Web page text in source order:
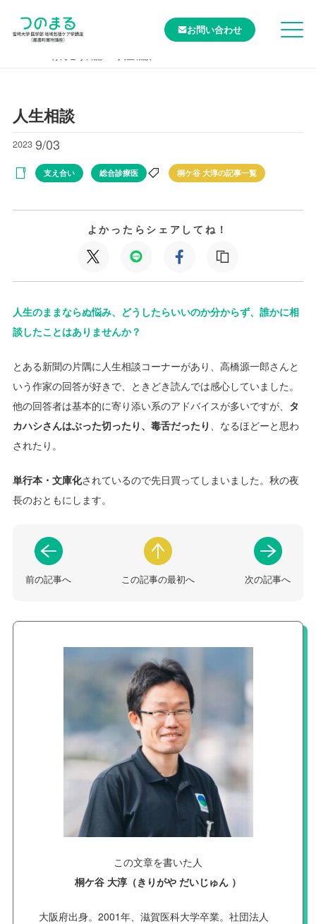
お問い合わせ
人生相談
2023 9/03
支え合い 総合診療医 桐ケ谷 大淳の記事一覧
よかったらシェアしてね！
人生のままならぬ悩み、どうしたらいいのか分からず、誰かに相
談したことはありませんか？
とある新聞の片隅に人生相談コーナーがあり、高橋源一郎さんと
いう作家の回答が好きで、ときどき読んでは感心していました。
他の回答者は基本的に寄り添い系のアドバイスが多いですが、 タ
カハシさんはぶった切ったり、毒舌だったり 、なるほどーと思わ
されたり。
単行本・文庫化されているので先日買ってしまいました。秋の夜
長のおともにします。
前の記事へ この記事の最初へ 次の記事へ
この文章を書いた人
桐ケ谷 大淳（きりがや だいじゅん ）
大阪府出身。2001年、滋賀医科大学卒業。社団法人